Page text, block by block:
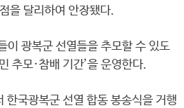
을 달리하여 안장됐다.
이 광복군 선열들을 추모할 수 있도
추모·참배 기간’을 운영한다.
한국광복군 선열 합동 봉송식을 거행